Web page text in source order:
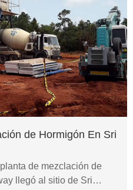
de Hormigón En Sri
de mezclación de
llegó al sitio de Sri…